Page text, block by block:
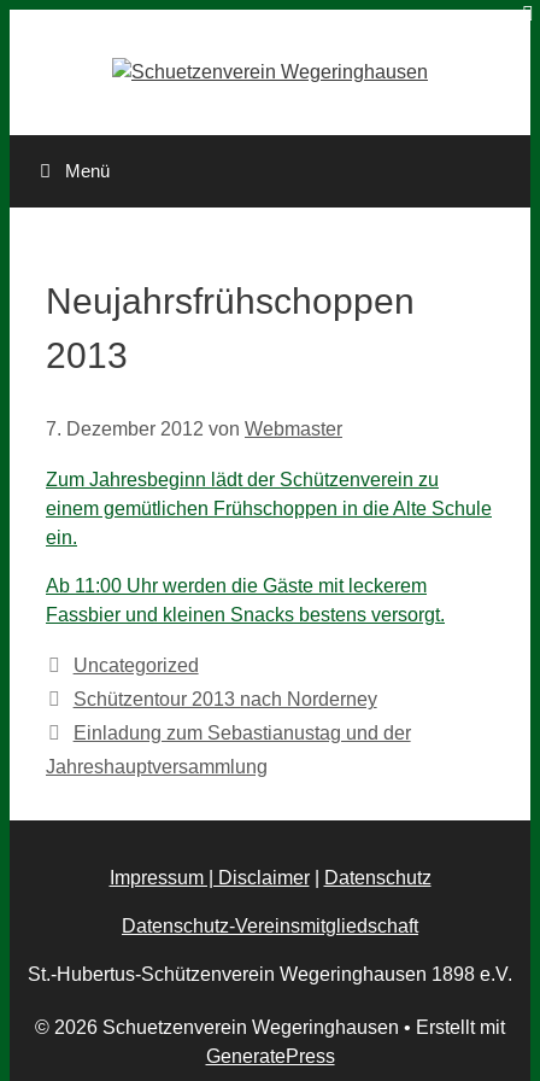
Menü
Neujahrsfrühschoppen
2013
7. Dezember 2012 von Webmaster
Zum Jahresbeginn lädt der Schützenverein zu
einem gemütlichen Frühschoppen in die Alte Schule
ein.
Ab 11:00 Uhr werden die Gäste mit leckerem
Fassbier und kleinen Snacks bestens versorgt.
Kategorien
Uncategorized
Schützentour 2013 nach Norderney
Einladung zum Sebastianustag und der
Jahreshauptversammlung
Impressum | Disclaimer| Datenschutz
Datenschutz-Vereinsmitgliedschaft
St.-Hubertus-Schützenverein Wegeringhausen 1898 e.V.
© 2026 Schuetzenverein Wegeringhausen • Erstellt mit
GeneratePress